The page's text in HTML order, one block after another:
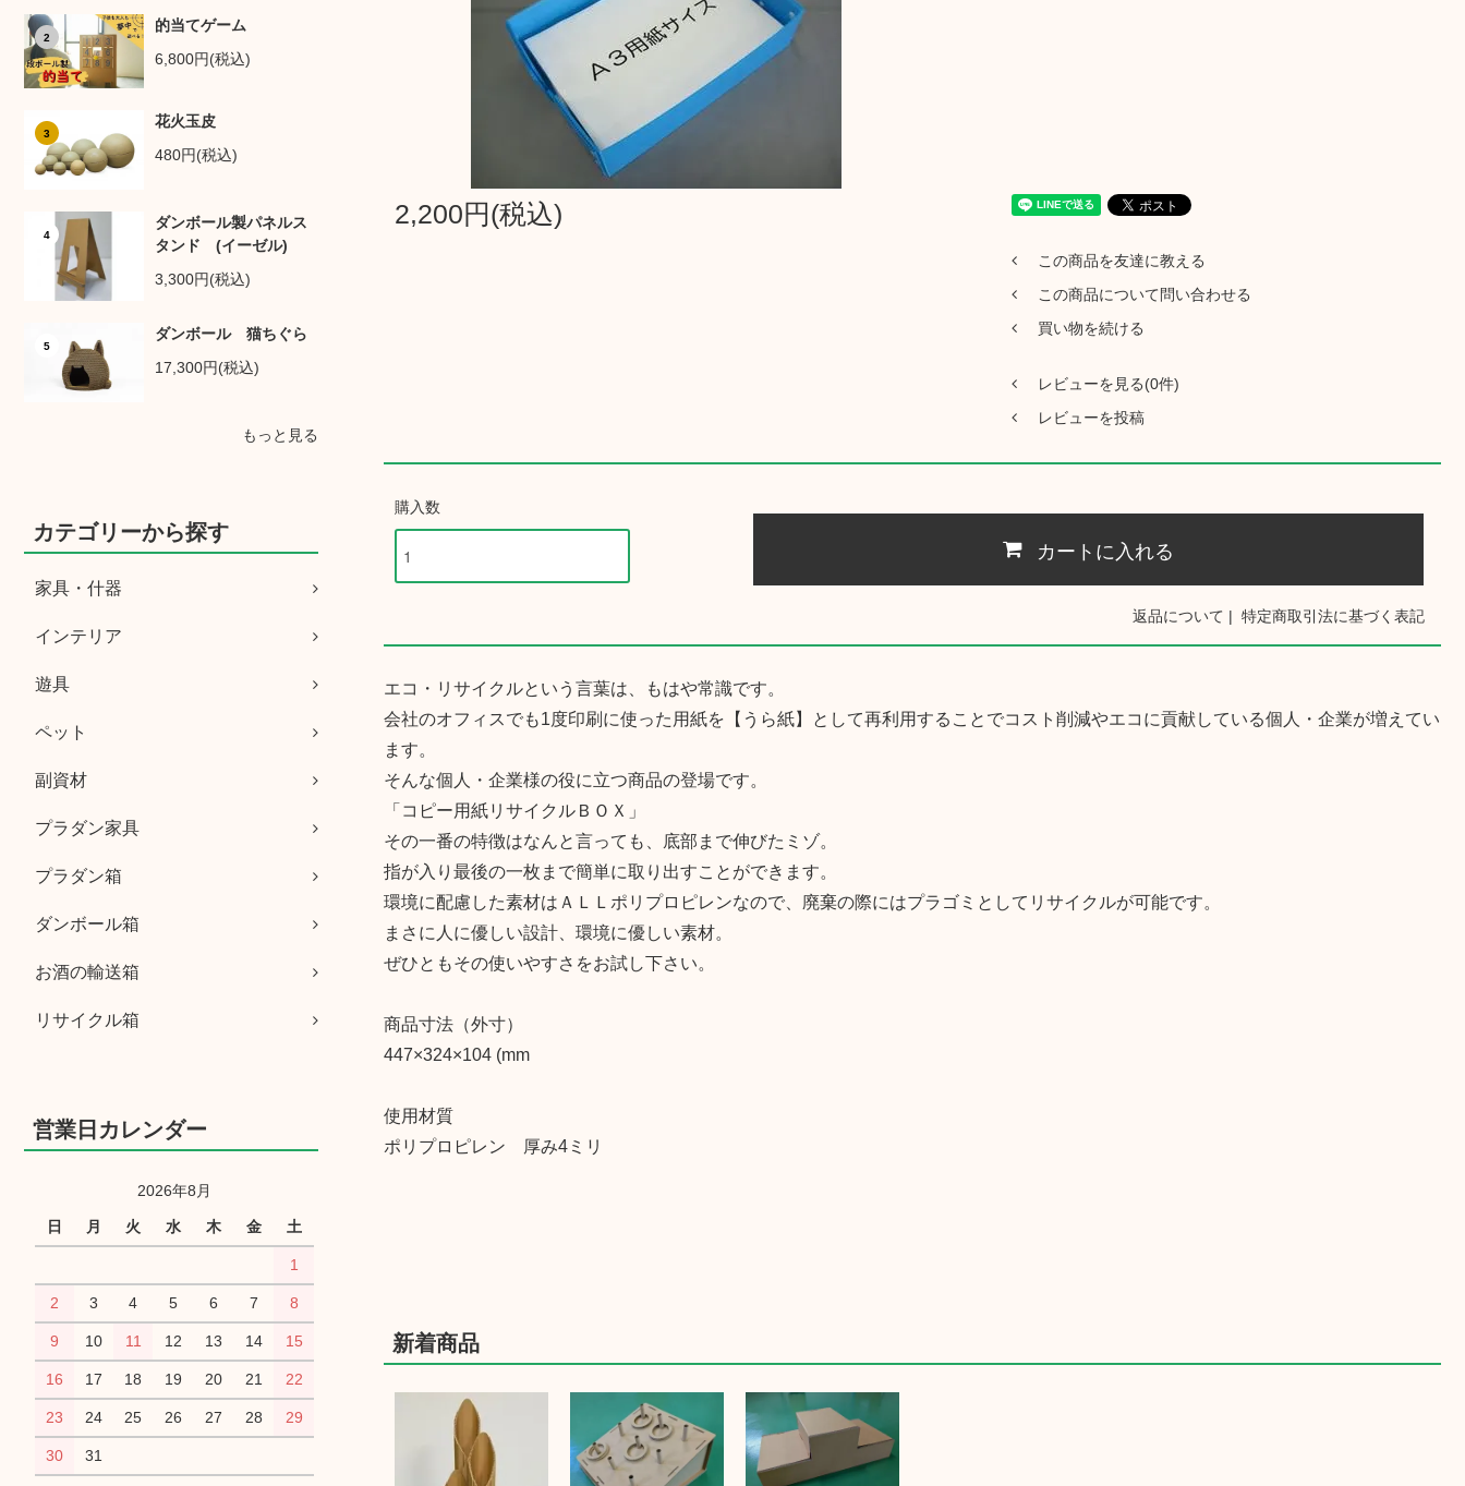
2
的当てゲーム
6,800円(税込)
3
花火玉皮
480円(税込)
4
ダンボール製パネルス
タンド (イーゼル)
3,300円(税込)
5
ダンボール 猫ちぐら
17,300円(税込)
もっと見る
カテゴリーから探す
家具・什器
インテリア
遊具
ペット
副資材
プラダン家具
プラダン箱
ダンボール箱
お酒の輸送箱
リサイクル箱
営業日カレンダー
2026年8月
日 月 火 水 木 金 土
1
2 3 4 5 6 7 8
9 10 11 12 13 14 15
16 17 18 19 20 21 22
23 24 25 26 27 28 29
30 31
2,200円(税込)
この商品を友達に教える
この商品について問い合わせる
買い物を続ける
レビューを見る(0件)
レビューを投稿
購入数
カートに入れる
返品について | 特定商取引法に基づく表記
エコ・リサイクルという言葉は、もはや常識です。
会社のオフィスでも1度印刷に使った用紙を【うら紙】として再利用することでコスト削減やエコに貢献している個人・企業が増えてい
ます。
そんな個人・企業様の役に立つ商品の登場です。
「コピー用紙リサイクルＢＯＸ」
その一番の特徴はなんと言っても、底部まで伸びたミゾ。
指が入り最後の一枚まで簡単に取り出すことができます。
環境に配慮した素材はＡＬＬポリプロピレンなので、廃棄の際にはプラゴミとしてリサイクルが可能です。
まさに人に優しい設計、環境に優しい素材。
ぜひともその使いやすさをお試し下さい。
商品寸法（外寸）
447×324×104 (mm
使用材質
ポリプロピレン 厚み4ミリ
新着商品